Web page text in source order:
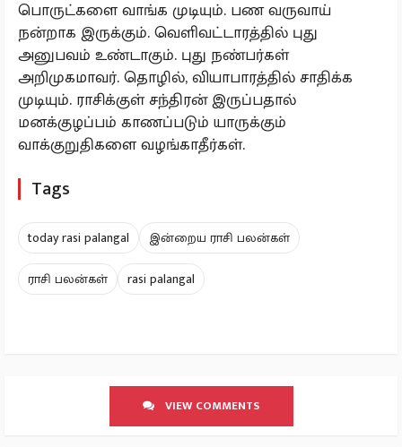
பொருட்களை வாங்க முடியும். பண வருவாய்
நன்றாக இருக்கும். வெளிவட்டாரத்தில் புது
அனுபவம் உண்டாகும். புது நண்பர்கள்
அறிமுகமாவர். தொழில், வியாபாரத்தில் சாதிக்க
முடியும். ராசிக்குள் சந்திரன் இருப்பதால்
மனக்குழப்பம் காணப்படும் யாருக்கும்
வாக்குறுதிகளை வழங்காதீர்கள்.
Tags
today rasi palangal
இன்றைய ராசி பலன்கள்
ராசி பலன்கள்
rasi palangal
VIEW COMMENTS